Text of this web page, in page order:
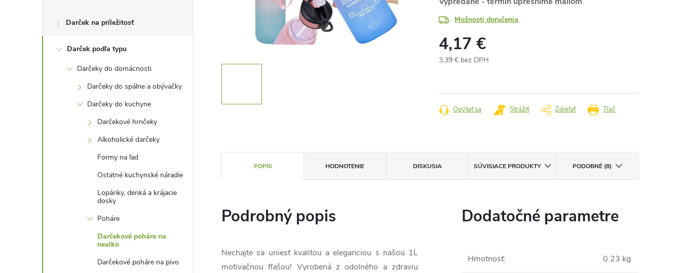
p
Darček na príležitosť
Darček podľa typu
Darčeky do domácnosti
Darčeky do spálne a obývačky
Darčeky do kuchyne
Darčekové hrnčeky
Alkoholické darčeky
Formy na ľad
Ostatné kuchynské náradie
Lopáriky, denká a krájacie
dosky
Poháre
Darčekové poháre na
nealko
Darčekové poháre na pivo
Možnosti doručenia
4,17 €
3,39 € bez DPH
Tlač
Opýtať sa Strážiť Zdieľať
POPIS HODNOTENIE DISKUSIA SÚVISIACE PRODUKTY PODOBNÉ (8)
Podrobný popis
Nechajte sa uniesť kvalitou a eleganciou s našou 1L
motivačnou fľašou! Vyrobená z odolného a zdraviu
Dodatočné parametre
Hmotnosť: 0.23 kg